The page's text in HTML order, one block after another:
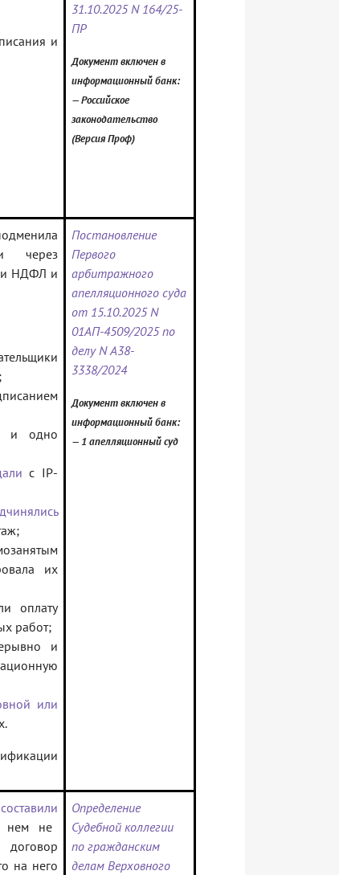
и
31.10.2025 N 164/25-
ПР
Документ включен в
информационный банк:
— Российское
законодательство
(Версия Проф)
через
НДФЛ и
и одно
с IP-
их
оплату
работ;
и
или
Постановление
Первого
арбитражного
апелляционного суда
от 15.10.2025 N
01АП-4509/2025 по
делу N А38-
3338/2024
Документ включен в
информационный банк:
— 1 апелляционный суд
составили
нем не
договор
на него
Определение
Судебной коллегии
по гражданским
делам Верховного